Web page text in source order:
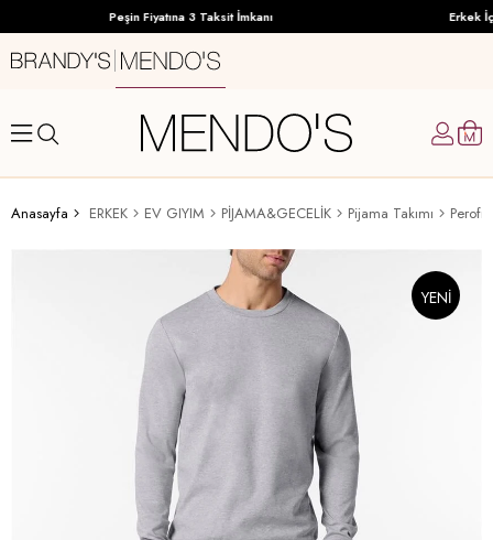
Peşin Fiyatına 3 Taksit İmkanı Erkek
Anasayfa ERKEK EV GIYIM PİJAMA&GECELİK Pijama Takımı Perofil
YENI